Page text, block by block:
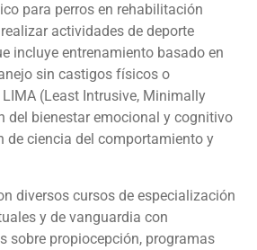
para perros en rehabilitación
actividades de deporte
incluye entrenamiento basado en
sin castigos físicos o
(Least Intrusive, Minimally
del bienestar emocional y cognitivo
de ciencia del comportamiento y
diversos cursos de especialización
y de vanguardia con
sobre propiocepción, programas